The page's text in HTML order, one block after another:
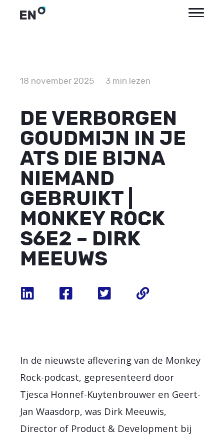
18 november 2025 3 min lezen
DE VERBORGEN
GOUDMIJN IN JE
ATS DIE BIJNA
NIEMAND
GEBRUIKT |
MONKEY ROCK
S6E2 – DIRK
MEEUWS
In de nieuwste aflevering van de Monkey
Rock-podcast, gepresenteerd door
Tjesca Honnef-Kuytenbrouwer en Geert-
Jan Waasdorp, was Dirk Meeuwis,
Director of Product & Development bij